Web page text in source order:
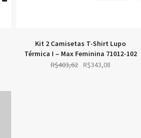
Kit 2 Camisetas T-Shirt Lupo
Térmica I – Max Feminina 71012-102
R$403,62
Original
R$343,08Current